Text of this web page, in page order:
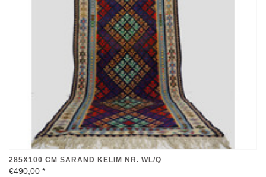
285X100 CM SARAND KELIM NR. WL/Q
€490,00 *